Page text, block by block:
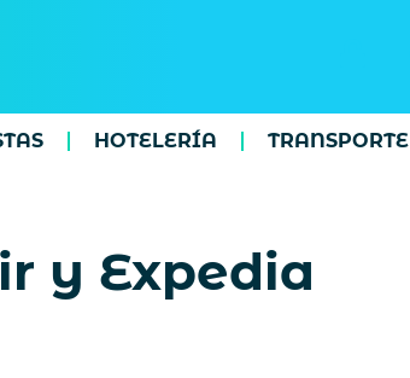
HOTELERÍA TRANSPORTE
y Expedia